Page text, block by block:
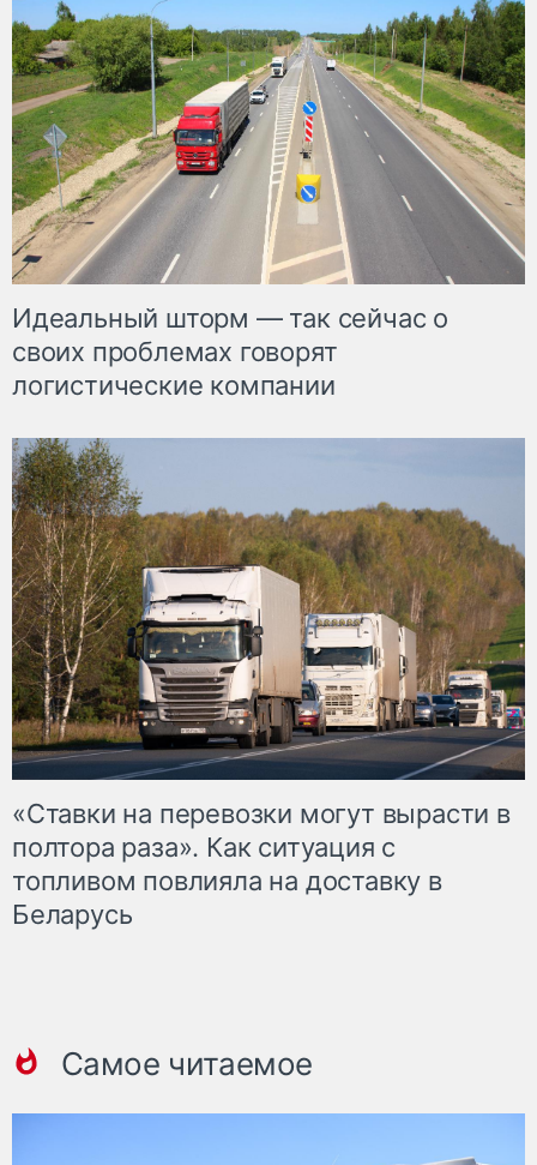
Идеальный шторм — так сейчас о
своих проблемах говорят
логистические компании
«Ставки на перевозки могут вырасти в
полтора раза». Как ситуация с
топливом повлияла на доставку в
Беларусь
Самое читаемое